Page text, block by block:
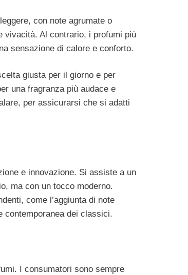
con note agrumate o
vivacità. Al contrario, i profumi più
sensazione di calore e conforto.
giusta per il giorno e per
una fragranza più audace e
per assicurarsi che si adatti
e innovazione. Si assiste a un
ma con un tocco moderno.
come l’aggiunta di note
contemporanea dei classici.
I consumatori sono sempre